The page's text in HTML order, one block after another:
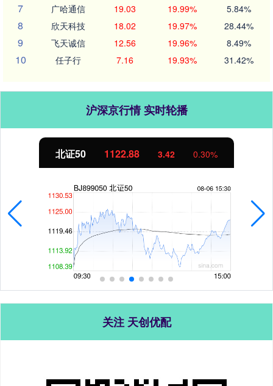
7 广哈通信 19.03 19.99% 5.84%
8 欣天科技 18.02 19.97% 28.44%
9 飞天诚信 12.56 19.96% 8.49%
10 任子行 7.16 19.93% 31.42%
沪深京行情 实时轮播
北证50 1122.88 3.42 0.30%
关注 天创优配